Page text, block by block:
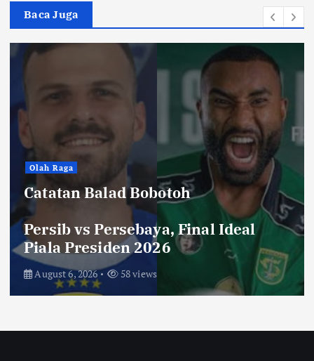
Baca Juga
Hiburan
Toko Perlengkapan Mayat, Bisa
Laku dengan Syarat ini, Ngeri …!
Saksikan di Bioskop
August 3, 2026 72 views